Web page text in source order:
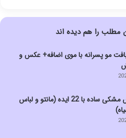
مطلب را هم دیده اند
بافت مو پسرانه با موی اضافه+ عکس و
تزیین لباس مشکی ساده با 22 ایده (مانتو و لباس